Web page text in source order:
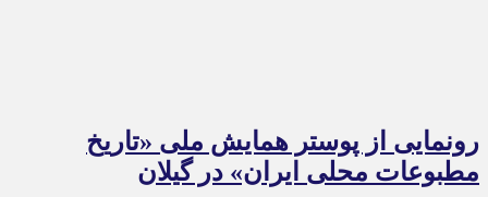
رونمایی از پوستر همایش ملی «تاریخ
مطبوعات محلی ایران» در گیلان